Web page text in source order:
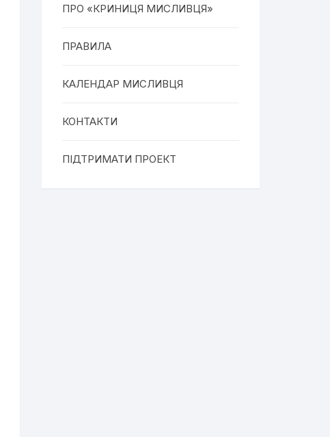
ПРО «КРИНИЦЯ МИСЛИВЦЯ»
ПРАВИЛА
КАЛЕНДАР МИСЛИВЦЯ
КОНТАКТИ
ПІДТРИМАТИ ПРОЕКТ